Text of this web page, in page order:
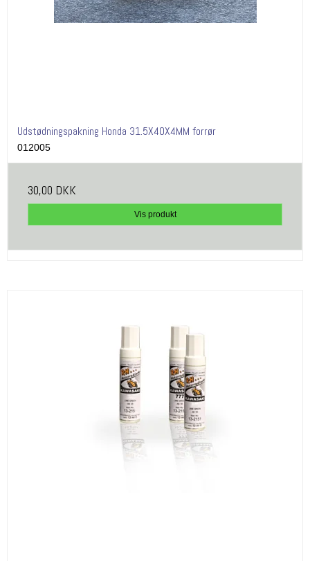
Udstødningspakning Honda 31.5X40X4MM forrør
012005
30,00 DKK
Vis produkt